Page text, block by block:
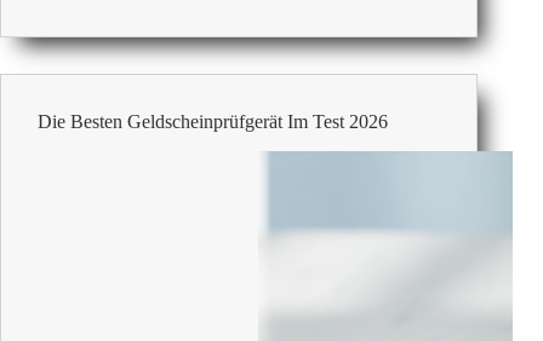
Kabellosen
Headsets
Für
2026
Die Besten Geldscheinprüfgerät Im Test 2026